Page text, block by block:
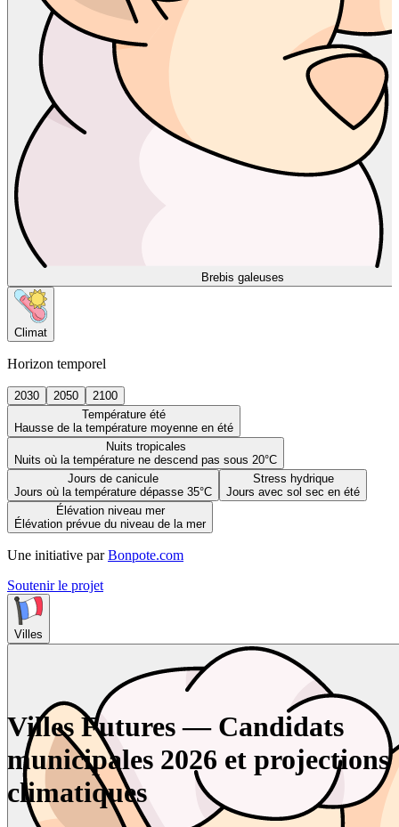
Brebis galeuses
Climat
Horizon temporel
2030 2050
2100
Température été
Hausse de la température moyenne en été
Nuits tropicales
Nuits où la température ne descend pas sous 20°C
Jours de canicule
Jours où la température dépasse 35°C
Stress hydrique
Jours avec sol sec en été
Élévation niveau mer
Élévation prévue du niveau de la mer
Une initiative par Bonpote.com
Soutenir le projet
Villes
Villes Futures — Candidats
municipales 2026 et projections
climatiques